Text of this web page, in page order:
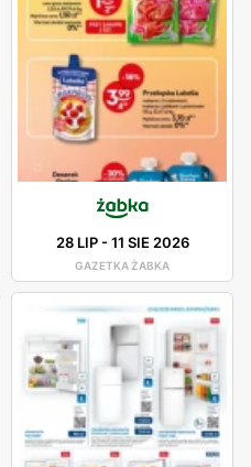
28 LIP-11 SIE 2026
GAZETKA ŻABKA